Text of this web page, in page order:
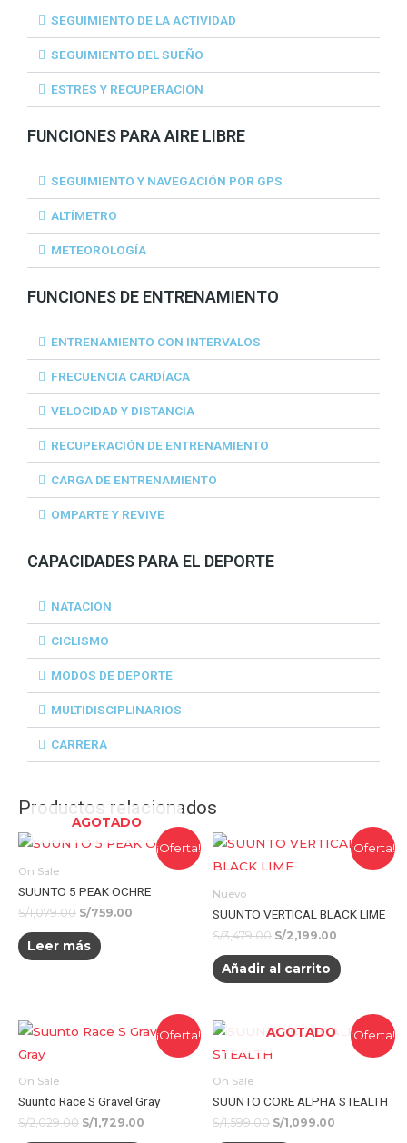
SEGUIMIENTO DE LA ACTIVIDAD
SEGUIMIENTO DEL SUEÑO
ESTRÉS Y RECUPERACIÓN
FUNCIONES PARA AIRE LIBRE
SEGUIMIENTO Y NAVEGACIÓN POR GPS
ALTÍMETRO
METEOROLOGÍA
FUNCIONES DE ENTRENAMIENTO
ENTRENAMIENTO CON INTERVALOS
FRECUENCIA CARDÍACA
VELOCIDAD Y DISTANCIA
RECUPERACIÓN DE ENTRENAMIENTO
CARGA DE ENTRENAMIENTO
OMPARTE Y REVIVE
CAPACIDADES PARA EL DEPORTE
NATACIÓN
CICLISMO
MODOS DE DEPORTE
MULTIDISCIPLINARIOS
CARRERA
Productos relacionados
¡Oferta!
AGOTADO
On Sale
SUUNTO 5 PEAK OCHRE
S/1,079.00 S/759.00
Leer más
¡Oferta!
Nuevo
SUUNTO VERTICAL BLACK LIME
S/3,479.00 S/2,199.00
Añadir al carrito
¡Oferta!
On Sale
Suunto Race S Gravel Gray
S/2,029.00 S/1,729.00
¡Oferta!
AGOTADO
On Sale
SUUNTO CORE ALPHA STEALTH
S/1,599.00 S/1,099.00